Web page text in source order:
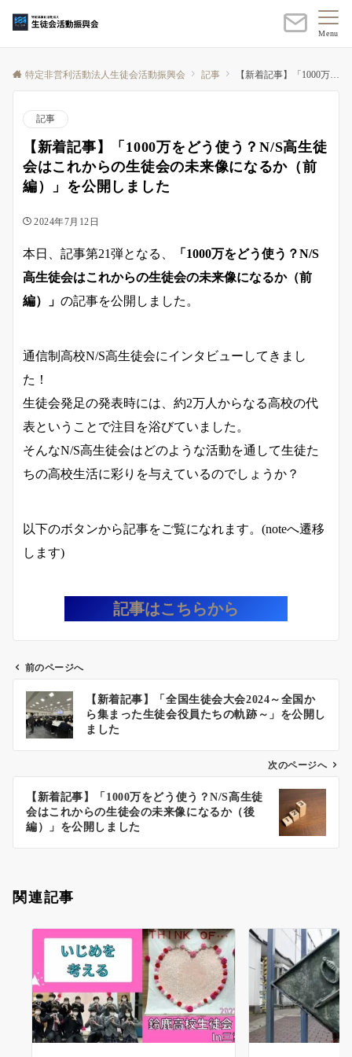
Menu
特定非営利活動法人生徒会活動振興会 記事 【新着記事】「1000万をどう使う？N/S高生徒会はこれからの生徒会の未来像になるか（前編）」を公開しました
記事
【新着記事】「1000万をどう使う？N/S高生徒
会はこれからの生徒会の未来像になるか（前
編）」を公開しました
2024年7月12日
本日、記事第21弾となる、
「1000万をどう使う？N/S
高生徒会はこれからの生徒会の未来像になるか（前
編）」 の記事を公開しました。
通信制高校N/S高生徒会にインタビューしてきまし
た！
生徒会発足の発表時には、約2万人からなる高校の代
表ということで注目を浴びていました。
そんなN/S高生徒会はどのような活動を通して生徒た
ちの高校生活に彩りを与えているのでしょうか？
以下のボタンから記事をご覧になれます。(noteへ遷移
します)
記事はこちらから
ン
前のページへ
【新着記事】「全国生徒会大会2024～全国か
ら集まった生徒会役員たちの軌跡～」を公開し
ました
次のページへ
【新着記事】「1000万をどう使う？N/S高生徒
会はこれからの生徒会の未来像になるか（後
編）」を公開しました
関連記事